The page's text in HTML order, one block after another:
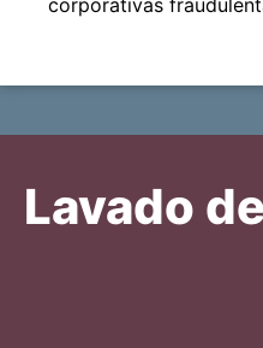
corporativas
Lavado